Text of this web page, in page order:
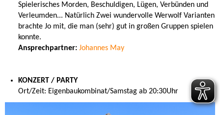
Spielerisches Morden, Beschuldigen, Lügen, Verbünden und
Verleumden... Natürlich Zwei wundervolle Werwolf Varianten
brachte Jo mit, die man (sehr) gut in großen Gruppen spielen
konnte.
Ansprechpartner: Johannes May
KONZERT / PARTY
Ort/Zeit: Eigenbaukombinat/Samstag ab 20:30Uhr